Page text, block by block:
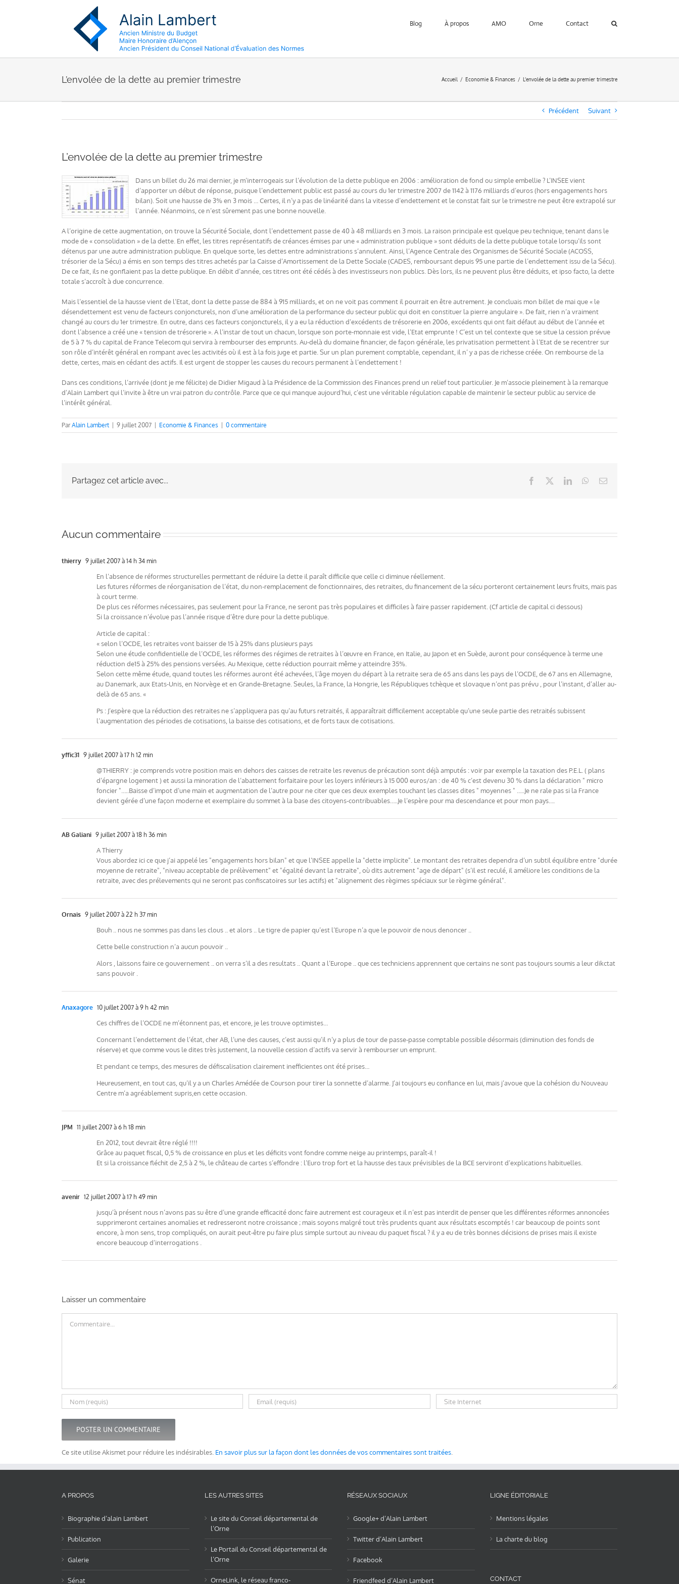
Blog À propos AMO Orne Contact
L’envolée de la dette au premier trimestre Accueil Economie & Finances L’envolée de la dette au premier trimestre
Précédent Suivant
L’envolée de la dette au premier trimestre
Dans un billet du 26 mai dernier, je m’interrogeais sur l’évolution de la dette publique en 2006 : amélioration de fond ou simple embellie ? L’INSEE vient
d’apporter un début de réponse, puisque l’endettement public est passé au cours du 1er trimestre 2007 de 1142 à 1176 milliards d’euros (hors engagements hors
bilan). Soit une hausse de 3% en 3 mois … Certes, il n’y a pas de linéarité dans la vitesse d’endettement et le constat fait sur le trimestre ne peut être extrapolé sur
l’année. Néanmoins, ce n’est sûrement pas une bonne nouvelle.
A l’origine de cette augmentation, on trouve la Sécurité Sociale, dont l’endettement passe de 40 à 48 milliards en 3 mois. La raison principale est quelque peu technique, tenant dans le
mode de « consolidation » de la dette. En effet, les titres représentatifs de créances émises par une « administration publique » sont déduits de la dette publique totale lorsqu’ils sont
détenus par une autre administration publique. En quelque sorte, les dettes entre administrations s’annulent. Ainsi, l’Agence Centrale des Organismes de Sécurité Sociale (ACOSS,
trésorier de la Sécu) a émis en son temps des titres achetés par la Caisse d’Amortissement de la Dette Sociale (CADES, remboursant depuis 95 une partie de l’endettement issu de la Sécu).
De ce fait, ils ne gonflaient pas la dette publique. En débit d’année, ces titres ont été cédés à des investisseurs non publics. Dès lors, ils ne peuvent plus être déduits, et ipso facto, la dette
totale s’accroît à due concurrence.
Mais l’essentiel de la hausse vient de l’Etat, dont la dette passe de 884 à 915 milliards, et on ne voit pas comment il pourrait en être autrement. Je concluais mon billet de mai que « le
désendettement est venu de facteurs conjoncturels, non d’une amélioration de la performance du secteur public qui doit en constituer la pierre angulaire ». De fait, rien n’a vraiment
changé au cours du 1er trimestre. En outre, dans ces facteurs conjoncturels, il y a eu la réduction d’excédents de trésorerie en 2006, excédents qui ont fait défaut au début de l’année et
dont l’absence a créé une « tension de trésorerie ». A l’instar de tout un chacun, lorsque son porte-monnaie est vide, l’Etat emprunte ! C’est un tel contexte que se situe la cession prévue
de 5 à 7 % du capital de France Telecom qui servira à rembourser des emprunts. Au-delà du domaine financier, de façon générale, les privatisation permettent à l’Etat de se recentrer sur
son rôle d’intérêt général en rompant avec les activités où il est à la fois juge et partie. Sur un plan purement comptable, cependant, il n’ y a pas de richesse créée. On rembourse de la
dette, certes, mais en cédant des actifs. Il est urgent de stopper les causes du recours permanent à l’endettement !
Dans ces conditions, l’arrivée (dont je me félicite) de Didier Migaud à la Présidence de la Commission des Finances prend un relief tout particulier. Je m’associe pleinement à la remarque
d’Alain Lambert qui l’invite à être un vrai patron du contrôle. Parce que ce qui manque aujourd’hui, c’est une véritable régulation capable de maintenir le secteur public au service de
l’intérêt général.
ParAlain Lambert 9 juillet 2007 Economie & Finances 0 commentaire
Partagez cet article avec... Facebook LinkedInWhatsApp
Email
Aucun commentaire
thierry 9 juillet 2007 à 14 h 34 min
En l’absence de réformes structurelles permettant de réduire la dette il paraît difficile que celle ci diminue réellement.
Les futures réformes de réorganisation de l’état, du non-remplacement de fonctionnaires, des retraites, du financement de la sécu porteront certainement leurs fruits, mais pas
à court terme.
De plus ces réformes nécessaires, pas seulement pour la France, ne seront pas très populaires et difficiles à faire passer rapidement. (Cf article de capital ci dessous)
Si la croissance n’évolue pas l’année risque d’être dure pour la dette publique.
Article de capital :
« selon l’OCDE, les retraites vont baisser de 15 à 25% dans plusieurs pays
Selon une étude confidentielle de l’OCDE, les réformes des régimes de retraites à l’œuvre en France, en Italie, au Japon et en Suède, auront pour conséquence à terme une
réduction de15 à 25% des pensions versées. Au Mexique, cette réduction pourrait même y atteindre 35%.
Selon cette même étude, quand toutes les réformes auront été achevées, l’âge moyen du départ à la retraite sera de 65 ans dans les pays de l’OCDE, de 67 ans en Allemagne,
au Danemark, aux Etats-Unis, en Norvège et en Grande-Bretagne. Seules, la France, la Hongrie, les Républiques tchèque et slovaque n’ont pas prévu , pour l’instant, d’aller au-
delà de 65 ans. «
Ps : J’espère que la réduction des retraites ne s’appliquera pas qu’au futurs retraités, il apparaîtrait difficilement acceptable qu’une seule partie des retraités subissent
l’augmentation des périodes de cotisations, la baisse des cotisations, et de forts taux de cotisations.
yffic31 9 juillet 2007 à 17 h 12 min
@THIERRY : je comprends votre position mais en dehors des caisses de retraite les revenus de précaution sont déjà amputés : voir par exemple la taxation des P.E.L. ( plans
d’épargne logement ) et aussi la minoration de l’abattement forfaitaire pour les loyers inférieurs à 15 000 euros/an : de 40 % c’est devenu 30 % dans la déclaration " micro
foncier "…..Baisse d’impot d’une main et augmentation de l’autre pour ne citer que ces deux exemples touchant les classes dites " moyennes " …..Je ne rale pas si la France
devient gérée d’une façon moderne et exemplaire du sommet à la base des citoyens-contribuables…..Je l’espère pour ma descendance et pour mon pays….
AB Galiani 9 juillet 2007 à 18 h 36 min
A Thierry
Vous abordez ici ce que j’ai appelé les "engagements hors bilan" et que l’INSEE appelle la "dette implicite". Le montant des retraites dependra d’un subtil équilibre entre "durée
moyenne de retraite", "niveau acceptable de prélèvement" et "égalité devant la retraite", où dits autrement "age de départ" (s’il est reculé, il améliore les conditions de la
retraite, avec des prélevements qui ne seront pas confiscatoires sur les actifs) et "alignement des règimes spéciaux sur le règime général".
Ornais 9 juillet 2007 à 22 h 37 min
Bouh .. nous ne sommes pas dans les clous .. et alors .. Le tigre de papier qu’est l’Europe n’a que le pouvoir de nous denoncer ..
Cette belle construction n’a aucun pouvoir ..
Alors , laissons faire ce gouvernement .. on verra s’il a des resultats .. Quant a l’Europe .. que ces techniciens apprennent que certains ne sont pas toujours soumis a leur dikctat
sans pouvoir .
Anaxagore 10 juillet 2007 à 9 h 42 min
Ces chiffres de l’OCDE ne m’étonnent pas, et encore, je les trouve optimistes…
Concernant l’endettement de l’état, cher AB, l’une des causes, c’est aussi qu’il n’y a plus de tour de passe-passe comptable possible désormais (diminution des fonds de
réserve) et que comme vous le dites très justement, la nouvelle cession d’actifs va servir à rembourser un emprunt.
Et pendant ce temps, des mesures de défiscalisation clairement inefficientes ont été prises…
Heureusement, en tout cas, qu’il y a un Charles Amédée de Courson pour tirer la sonnette d’alarme. J’ai toujours eu confiance en lui, mais j’avoue que la cohésion du Nouveau
Centre m’a agréablement supris,en cette occasion.
JPM 11 juillet 2007 à 6 h 18 min
En 2012, tout devrait être réglé !!!!
Grâce au paquet fiscal, 0,5 % de croissance en plus et les déficits vont fondre comme neige au printemps, paraît-il !
Et si la croissance fléchit de 2,5 à 2 %, le château de cartes s’effondre : l’Euro trop fort et la hausse des taux prévisibles de la BCE serviront d’explications habituelles.
avenir 12 juillet 2007 à 17 h 49 min
jusqu’à présent nous n’avons pas su être d’une grande efficacité donc faire autrement est courageux et il n’est pas interdit de penser que les différentes réformes annoncées
supprimeront certaines anomalies et redresseront notre croissance ; mais soyons malgré tout très prudents quant aux résultats escomptés ! car beaucoup de points sont
encore, à mon sens, trop compliqués, on aurait peut-être pu faire plus simple surtout au niveau du paquet fiscal ? il y a eu de très bonnes décisions de prises mais il existe
encore beaucoup d’interrogations .
Laisser un commentaire
Ce site utilise Akismet pour réduire les indésirables. En savoir plus sur la façon dont les données de vos commentaires sont traitées
A PROPOS
Biographie d’alain Lambert
Publication
Galerie
Sénat
LES AUTRES SITES
Le site du Conseil départemental de
l’Orne
Le Portail du Conseil départemental de
l’Orne
OrneLink, le réseau franco-
RÉSEAUX SOCIAUX
Google+ d’Alain Lambert
Twitter d’Alain Lambert
Facebook
Friendfeed d’Alain Lambert
LIGNE ÉDITORIALE
Mentions légales
La charte du blog
CONTACT